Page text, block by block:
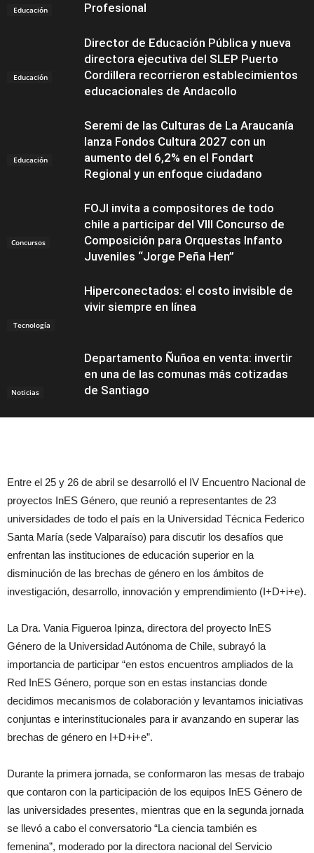
Educación
Profesional
Educación
Director de Educación Pública y nueva
directora ejecutiva del SLEP Puerto
Cordillera recorrieron establecimientos
educacionales de Andacollo
Educación
Seremi de las Culturas de La Araucanía
lanza Fondos Cultura 2027 con un
aumento del 6,2% en el Fondart
Regional y un enfoque ciudadano
Concursos
FOJI invita a compositores de todo
chile a participar del VIII Concurso de
Composición para Orquestas Infanto
Juveniles “Jorge Peña Hen”
Tecnología
Hiperconectados: el costo invisible de
vivir siempre en línea
Noticias
Departamento Ñuñoa en venta: invertir
en una de las comunas más cotizadas
de Santiago
Entre el 25 y 26 de abril se desarrolló el IV Encuentro Nacional de
proyectos InES Género, que reunió a representantes de 23
universidades de todo el país en la Universidad Técnica Federico
Santa María (sede Valparaíso) para discutir los desafíos que
enfrentan las instituciones de educación superior en la
disminución de las brechas de género en los ámbitos de
investigación, desarrollo, innovación y emprendimiento (I+D+i+e).
La Dra. Vania Figueroa Ipinza, directora del proyecto InES
Género de la Universidad Autónoma de Chile, subrayó la
importancia de participar “en estos encuentros ampliados de la
Red InES Género, porque son en estas instancias donde
decidimos mecanismos de colaboración y levantamos iniciativas
conjuntas e interinstitucionales para ir avanzando en superar las
brechas de género en I+D+i+e”.
Durante la primera jornada, se conformaron las mesas de trabajo
que contaron con la participación de los equipos InES Género de
las universidades presentes, mientras que en la segunda jornada
se llevó a cabo el conversatorio “La ciencia también es
femenina”, moderado por la directora nacional del Servicio